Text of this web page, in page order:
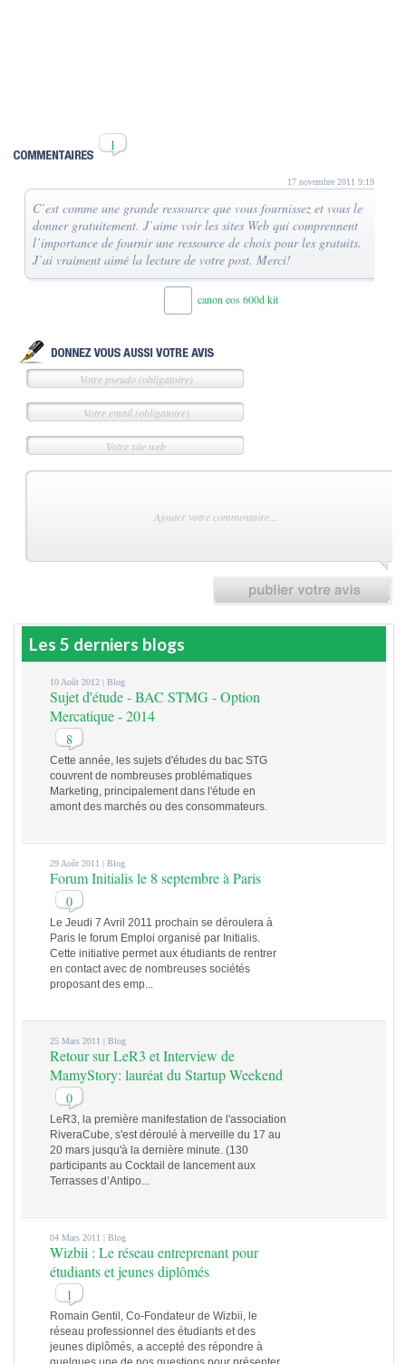
1
17 novembre 2011 9:19
C’est comme une grande ressource que vous fournissez et vous le
donner gratuitement. J’aime voir les sites Web qui comprennent
l’importance de fournir une ressource de choix pour les gratuits.
J’ai vraiment aimé la lecture de votre post. Merci!
canon eos 600d kit
Les 5 derniers blogs
10 Août 2012 |Blog
Sujet d'étude - BAC STMG - Option
Mercatique - 2014
8
Cette année, les sujets d'études du bac STG
couvrent de nombreuses problématiques
Marketing, principalement dans l'étude en
amont des marchés ou des consommateurs.
29 Août 2011 |Blog
Forum Initialis le 8 septembre à Paris
0
Le Jeudi 7 Avril 2011 prochain se déroulera à
Paris le forum Emploi organisé par Initialis.
Cette initiative permet aux étudiants de rentrer
en contact avec de nombreuses sociétés
proposant des emp...
25 Mars 2011 |Blog
Retour sur LeR3 et Interview de
MamyStory: lauréat du Startup Weekend
0
LeR3, la première manifestation de l'association
RiveraCube, s'est déroulé à merveille du 17 au
20 mars jusqu'à la dernière minute. (130
participants au Cocktail de lancement aux
Terrasses d’Antipo...
04 Mars 2011 |Blog
Wizbii : Le réseau entreprenant pour
étudiants et jeunes diplômés
1
Romain Gentil, Co-Fondateur de Wizbii, le
réseau professionnel des étudiants et des
jeunes diplômés, a accepté des répondre à